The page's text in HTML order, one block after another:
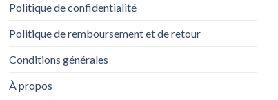
Politique de confidentialité
Politique de remboursement et de retour
Conditions générales
À propos